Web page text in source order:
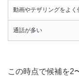
動画やテザリングをよく
通話が多い
この時点で候補を2